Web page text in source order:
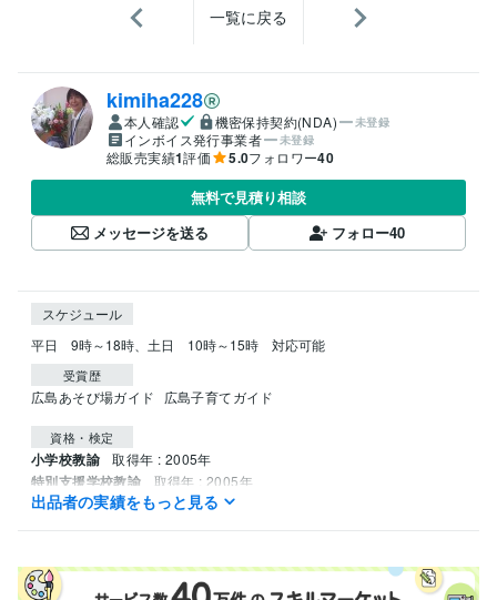
一覧に戻る
kimiha228
本人確認 機密保持契約(NDA) 未登録
インボイス発行事業者 未登録
総販売実績1評価 5.0フォロワー40
無料で見積り相談
メッセージを送る
フォロー40
スケジュール
平日　9時～18時、土日　10時～15時　対応可能
受賞歴
広島あそび場ガイド 広島子育てガイド
資格・検定
小学校教諭 取得年 : 2005年
特別支援学校教諭 取得年 : 2005年
幼稚園教諭 取得年 : 2005年
司書教諭
出品者の実績をもっと見る